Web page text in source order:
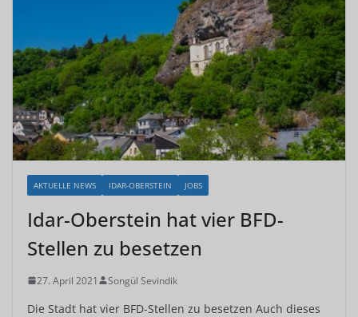
AKTUELLE NEWS IDAR-OBERSTEIN JOBS
Idar-Oberstein hat vier BFD-
Stellen zu besetzen
27. April 2021 Songül Sevindik
Die Stadt hat vier BFD-Stellen zu besetzen Auch dieses